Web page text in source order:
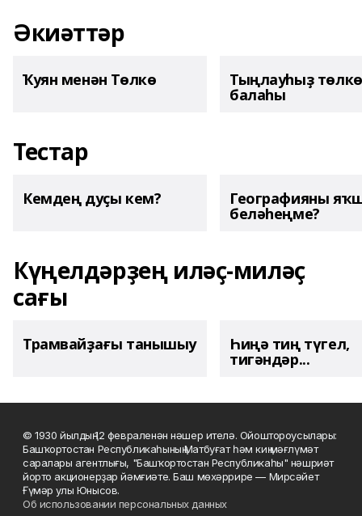
Әкиәттәр
Ҡуян менән Төлкө Тыңлауһыҙ төлкө
балаһы
Тестар
Кемдең дуҫы кем? Географияны
беләһеңме?
Күңелдәрҙең иләҫ-миләҫ
сағы
Трамвайҙағы танышыу Һиңә тиң түгел,
тигәндәр...
© 1930 йылдың 12 февраленән нәшер ителә. Ойоштороусылары:
Башҡортостан Республикаһының Матбуғат һәм киң мәғлүмәт
саралары агентлығы, "Башҡортостан Республикаһы" нәшриәт
йорто акционерҙар йәмғиәте. Баш мөхәррире — Мирсәйет
Ғүмәр улы Юнысов.
Об использовании персональных данных